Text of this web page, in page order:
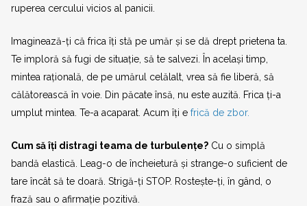
ruperea cercului vicios al panicii.
Imaginează-ți că frica îți stă pe umăr și se dă drept prietena ta.
Te imploră să fugi de situație, să te salvezi. În același timp,
mintea rațională, de pe umărul celălalt, vrea să fie liberă, să
călătorească în voie. Din păcate însă, nu este auzită. Frica ți-a
umplut mintea. Te-a acaparat. Acum îți efrică de zbor.
Cum să îți distragi teama de turbulențe? Cu o simplă
bandă elastică. Leag-o de încheietură și strange-o suficient de
tare încât să te doară. Strigă-ți STOP. Rostește-ți, în gând, o
frază sau o afirmație pozitivă.